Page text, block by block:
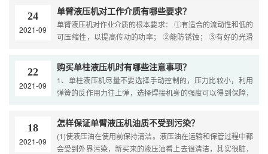
滑 ....
24
2021-09
单臂液压机对工作介质有哪些要求？
单臂液压机对作业介质的根本要求： ①有适合的流动性和低的
可压缩性，以提高传动的功率； ②能防锈蚀； ③有好的光滑
....
22
2021-09
购买单柱液压机时有哪些注意事项？
1、单柱液压机尽量不要选择手动控制的，压力比较小，利用
弹簧的反作用力往上弹，选择焊接机身的强度可以得到保障，
现 ....
18
2021-09
怎样保证单臂液压机油质不受到污染？
(1)使液压油在使用前保持清洁。液压油在运输和保管过程中都
会受到外界污染，新买来的液压油看上去很清洁，其实很脏，